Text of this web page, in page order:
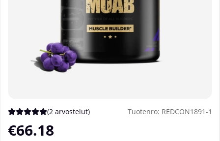
Keskiarvoluokitus 5 / 5 Arvioiden määrä 2
(2 arvostelut) Tuotenro: REDCON1891-1
€66.18